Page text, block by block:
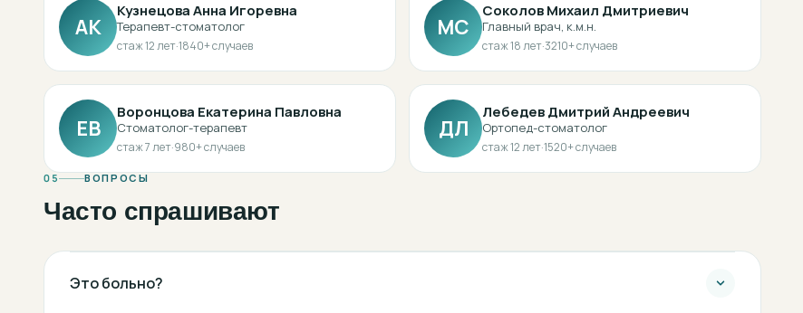
АК
Кузнецова Анна Игоревна
Терапевт-стоматолог
стаж12лет·1840+ случаев
МС
Соколов Михаил Дмитриевич
Главный врач, к.м.н.
стаж18лет·3210+ случаев
ЕВ
Воронцова Екатерина Павловна
Стоматолог-терапевт
стаж7лет·980+ случаев
ДЛ
Лебедев Дмитрий Андреевич
Ортопед-стоматолог
стаж12лет·1520+ случаев
05 ВОПРОСЫ
Часто спрашивают
Это больно?